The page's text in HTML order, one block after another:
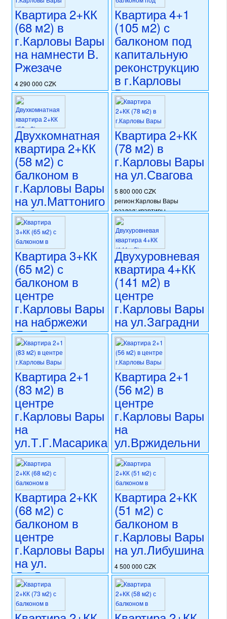
состояние: стандарт
номер объекта:20717
состояние: стандарт
номер объекта:20679
Квартира 2+КК
(68 м2) в
г.Карловы Вары
на намнести В.
Ржезаче
4 290 000 CZK
регион:Карловы Вары
раздел: квартиры
состояние: стандарт
номер объекта:
Квартира 4+1
(105 м2) с
балконом под
капитальную
реконструкцию
в г.Карловы
Вары на
намнести 17
листопаду
5 770 000 CZK
регион:Карловы Вары
раздел: квартиры
состояние: требуется
капитальная реконструкция
номер объекта:
Двухкомнатная
квартира 2+КК
(58 м2) с
балконом в
г.Карловы Вары
на ул.Маттониго
набржежи
5 100 000 CZK
регион:Карловы Вары
раздел: квартиры
состояние: новостройка
номер объекта:20603
Квартира 2+КК
(78 м2) в
г.Карловы Вары
на ул.Свагова
5 800 000 CZK
регион:Карловы Вары
раздел: квартиры
состояние: после
реконструкции
номер объекта:
Квартира 3+КК
(65 м2) с
балконом в
центре
г.Карловы Вары
на набржежи
Яна Палаха
4 950 000 CZK
регион:Карловы Вары
раздел: квартиры
состояние: после
реконструкции
номер объекта:
Двухуровневая
квартира 4+КК
(141 м2) в
центре
г.Карловы Вары
на ул.Заградни
5 500 000 CZK
регион:Карловы Вары
раздел: квартиры
состояние: после
реконструкции
номер объекта:20539
Квартира 2+1
(83 м2) в
центре
г.Карловы Вары
на
ул.Т.Г.Масарика
5 300 000 CZK
регион:Карловы Вары
раздел: квартиры
состояние: стандарт
номер объекта:20513
Квартира 2+1
(56 м2) в
центре
г.Карловы Вары
на
ул.Вржидельни
4 500 000 CZK
регион:Карловы Вары
раздел: квартиры
состояние: после
реконструкции
номер объекта:20494
Квартира 2+КК
(68 м2) с
балконом в
центре
г.Карловы Вары
на ул.
Др.Давида
Бехера
4 600 000 CZK
регион:Карловы Вары
Квартира 2+КК
(51 м2) с
балконом в
г.Карловы Вары
на ул.Либушина
4 500 000 CZK
регион:Карловы Вары
раздел: квартиры
состояние: новостройка
номер объекта: